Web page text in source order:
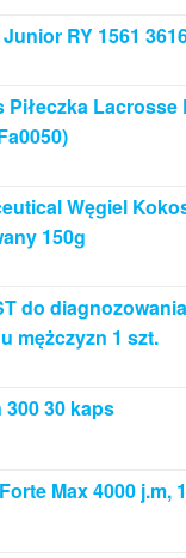
RY 1561
Lacrosse
Węgiel
150g
do
mężczyzn 1 szt.
30 kaps
Max 4000 j.m,